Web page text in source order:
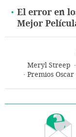
El error en
Mejor
Meryl Streep
Premios Oscar